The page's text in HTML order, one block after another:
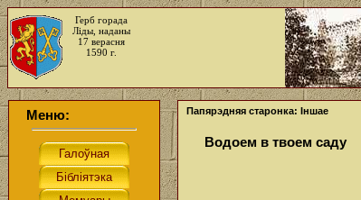
Герб горада
Ліды, наданы
17 верасня
1590 г.
Меню: Папярэдняя старонка: Іншае
Водоем в твоем саду